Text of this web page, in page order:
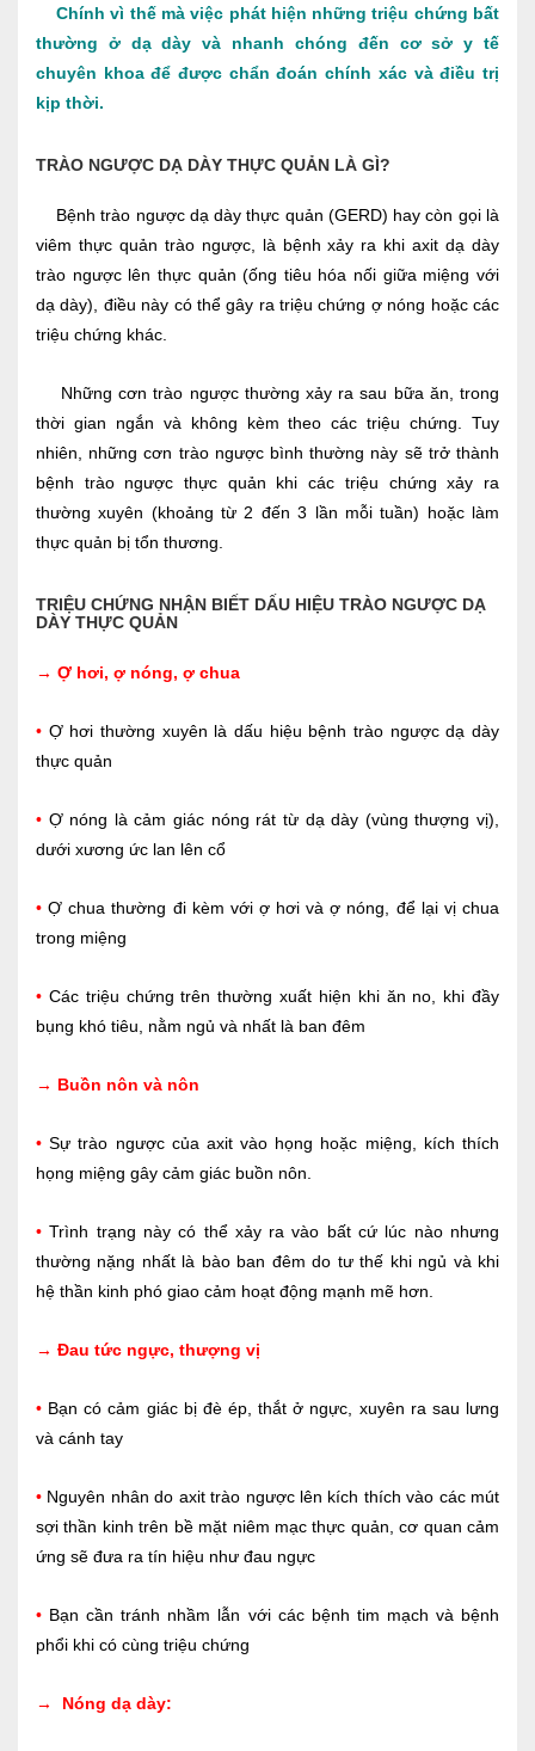
Chính vì thế mà việc phát hiện những triệu chứng bất
thường ở dạ dày và nhanh chóng đến cơ sở y tế
chuyên khoa để được chẩn đoán chính xác và điều trị
kịp thời.
TRÀO NGƯỢC DẠ DÀY THỰC QUẢN LÀ GÌ?
Bệnh trào ngược dạ dày thực quản (GERD) hay còn gọi là
viêm thực quản trào ngược, là bệnh xảy ra khi axit dạ dày
trào ngược lên thực quản (ống tiêu hóa nối giữa miệng với
dạ dày), điều này có thể gây ra triệu chứng ợ nóng hoặc các
triệu chứng khác.
Những cơn trào ngược thường xảy ra sau bữa ăn, trong
thời gian ngắn và không kèm theo các triệu chứng. Tuy
nhiên, những cơn trào ngược bình thường này sẽ trở thành
bệnh trào ngược thực quản khi các triệu chứng xảy ra
thường xuyên (khoảng từ 2 đến 3 lần mỗi tuần) hoặc làm
thực quản bị tổn thương.
TRIỆU CHỨNG NHẬN BIẾT DẤU HIỆU TRÀO NGƯỢC DẠ
DÀY THỰC QUẢN
→ Ợ hơi, ợ nóng, ợ chua
• Ợ hơi thường xuyên là dấu hiệu bệnh trào ngược dạ dày
thực quản
• Ợ nóng là cảm giác nóng rát từ dạ dày (vùng thượng vị),
dưới xương ức lan lên cổ
• Ợ chua thường đi kèm với ợ hơi và ợ nóng, để lại vị chua
trong miệng
• Các triệu chứng trên thường xuất hiện khi ăn no, khi đầy
bụng khó tiêu, nằm ngủ và nhất là ban đêm
→ Buồn nôn và nôn
•Sự trào ngược của axit vào họng hoặc miệng, kích thích
họng miệng gây cảm giác buồn nôn.
•Trình trạng này có thể xảy ra vào bất cứ lúc nào nhưng
thường nặng nhất là bào ban đêm do tư thế khi ngủ và khi
hệ thần kinh phó giao cảm hoạt động mạnh mẽ hơn.
→ Đau tức ngực, thượng vị
• Bạn có cảm giác bị đè ép, thắt ở ngực, xuyên ra sau lưng
và cánh tay
• Nguyên nhân do axit trào ngược lên kích thích vào các mút
sợi thần kinh trên bề mặt niêm mạc thực quản, cơ quan cảm
ứng sẽ đưa ra tín hiệu như đau ngực
• Bạn cần tránh nhầm lẫn với các bệnh tim mạch và bệnh
phổi khi có cùng triệu chứng
→ Nóng dạ dày: